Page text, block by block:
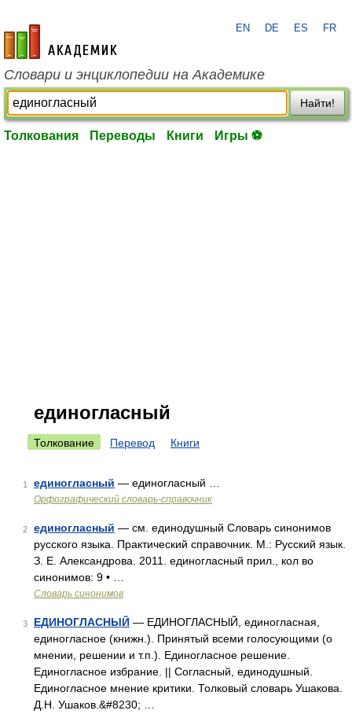
academic.ru
EN DE ES FR
Словари и энциклопедии на Академике
Найти!
Толкования Переводы Книги Игры ⚽
единогласный
Толкование Перевод Книги
1 единогласный — единогласный …
Орфографический словарь-справочник
2 единогласный — см. единодушный Словарь синонимов
русского языка. Практический справочник. М.: Русский язык.
З. Е. Александрова. 2011. единогласный прил., кол во
синонимов: 9 • …
Словарь синонимов
3 ЕДИНОГЛАСНЫЙ — ЕДИНОГЛАСНЫЙ, единогласная,
единогласное (книжн.). Принятый всеми голосующими (о
мнении, решении и т.п.). Единогласное решение.
Единогласное избрание. || Согласный, единодушный.
Единогласное мнение критики. Толковый словарь Ушакова.
Д.Н. Ушаков.&#8230; …